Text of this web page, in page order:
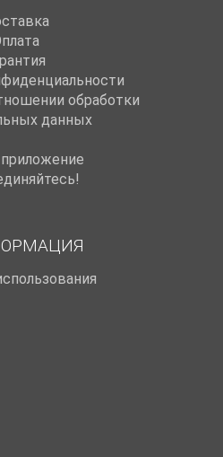
обработки
данных
приложение